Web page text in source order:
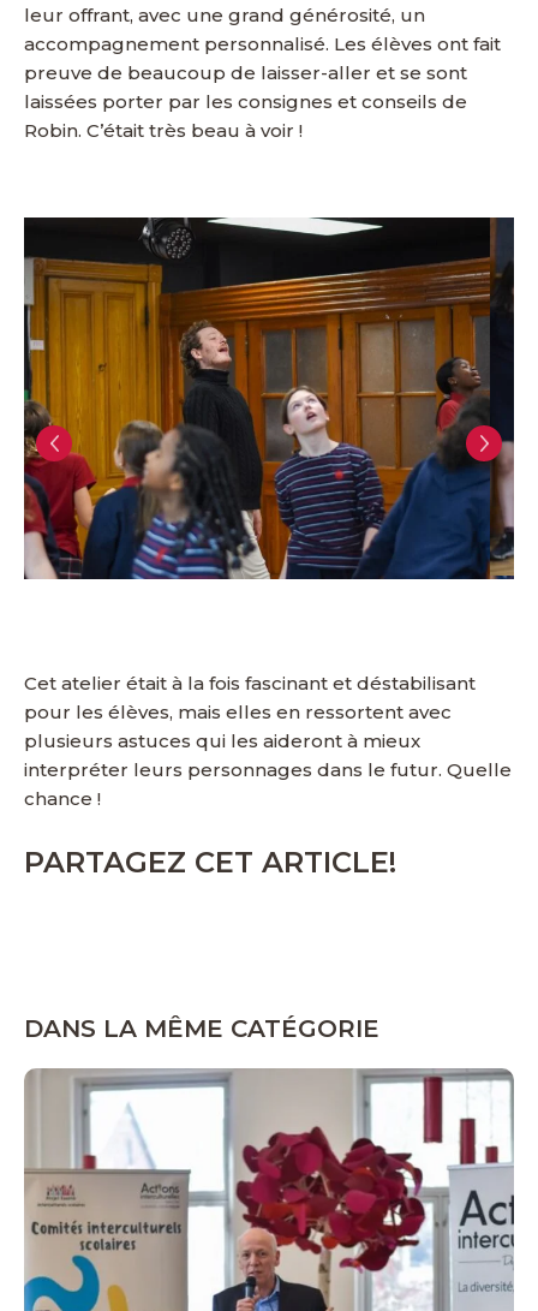
leur offrant, avec une grand générosité, un
accompagnement personnalisé. Les élèves ont fait
preuve de beaucoup de laisser-aller et se sont
laissées porter par les consignes et conseils de
Robin. C’était très beau à voir !
Cet atelier était à la fois fascinant et déstabilisant
pour les élèves, mais elles en ressortent avec
plusieurs astuces qui les aideront à mieux
interpréter leurs personnages dans le futur. Quelle
chance !
PARTAGEZ CET ARTICLE!
DANS LA MÊME CATÉGORIE